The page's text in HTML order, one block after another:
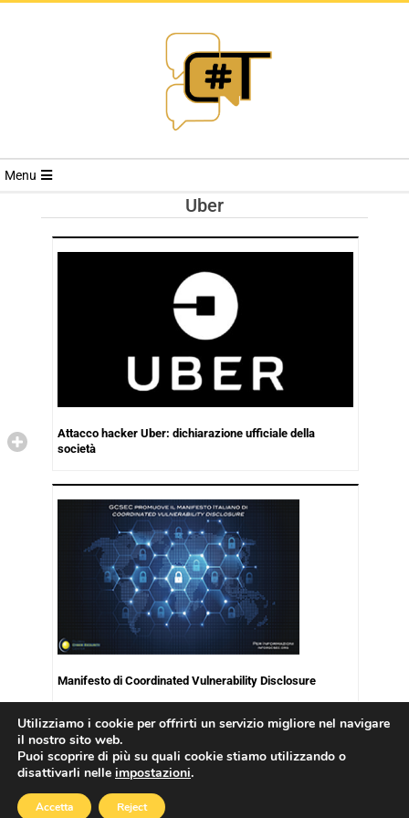
RIVISTA
TRENDS
Menu
Uber
Attacco hacker Uber: dichiarazione ufficiale della
società
Manifesto di Coordinated Vulnerability Disclosure
Copyright © 2026
Utilizziamo i cookie per offrirti un servizio migliore nel navigare
il nostro sito web.
Puoi scoprire di più su quali cookie stiamo utilizzando o
disattivarli nelle impostazioni.
Accetta Reject